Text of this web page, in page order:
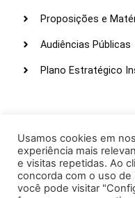
Proposições e
Audiências Públicas
Plano Estratégico
Webmail
Intranet
Administração
Usamos cookies em
experiência mais
e visitas repetidas. Ao
concorda com o uso de
você pode visitar